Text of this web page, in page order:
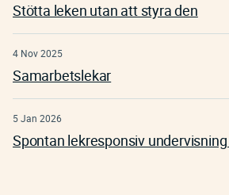
Stötta leken utan att styra den
4 Nov 2025
Samarbetslekar
5 Jan 2026
Spontan lekresponsiv